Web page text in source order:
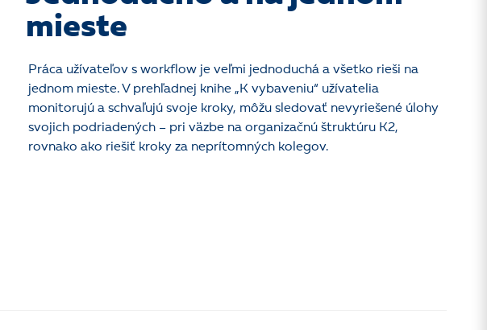
mieste
Práca užívateľov s workflow je veľmi jednoduchá a všetko rieši na
jednom mieste. V prehľadnej knihe „K vybaveniu“ užívatelia
monitorujú a schvaľujú svoje kroky, môžu sledovať nevyriešené úlohy
svojich podriadených – pri väzbe na organizačnú štruktúru K2,
rovnako ako riešiť kroky za neprítomných kolegov.